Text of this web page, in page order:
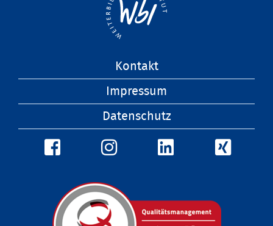
Kontakt
Impressum
Datenschutz